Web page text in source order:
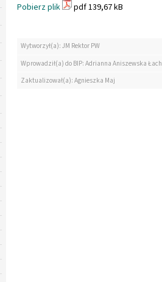
Pobierz plik
pdf 139,67 kB
Wytworzył(a): JM Rektor PW
Wprowadził(a) do BIP: Adrianna Aniszewska Łach
Zaktualizował(a): Agnieszka Maj